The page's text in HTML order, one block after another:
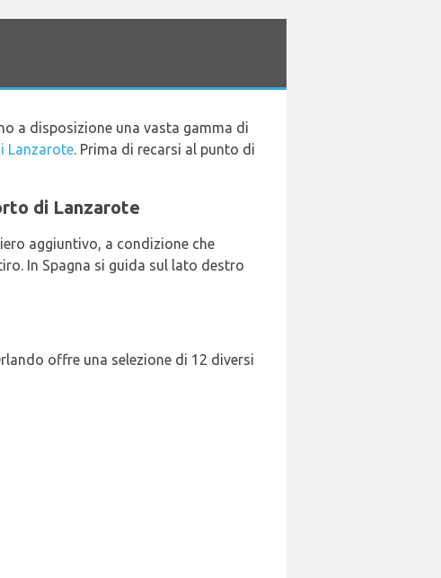
a disposizione una vasta gamma di
Lanzarote. Prima di recarsi al punto di
di Lanzarote
aggiuntivo, a condizione che
In Spagna si guida sul lato destro
offre una selezione di 12 diversi